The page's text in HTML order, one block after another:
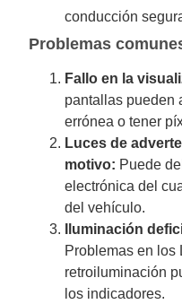
conducción
Problemas
Fallo en la
pantallas pueden
errónea o tener
Luces de
motivo: Puede
electrónica del
del vehículo.
Iluminación
Problemas en los
retroiluminación
los indicadores.